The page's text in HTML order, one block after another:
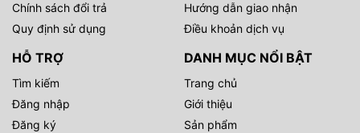
Chính sách đổi trả
Quy định sử dụng
Hướng dẫn giao nhận
Điều khoản dịch vụ
HỖ TRỢ
Tìm kiếm
Đăng nhập
Đăng ký
DANH MỤC NỔI BẬT
Trang chủ
Giới thiệu
Sản phẩm